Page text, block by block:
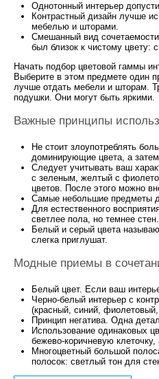
Однотонный интерьер
Контрастный дизайн лучше
мебелью и шторами.
Смешанный вид сочетаемости
был близок к чистому цвету:
Начать подбор цветовой гаммы
Выберите в этом предмете один
лучше отдать мебели и шторам.
подушки. Они могут быть яркими.
Важные принципы
Не стоит злоупотреблять
доминирующие цвета, а
Следует учитывать ваш
с зеленым, желтый с
цветов. После этого можно
Самые небольшие предметы
Для естественного
светлее пола, но темнее стен.
Белый и серый цвета
слегка приглушат.
Модные приемы в
Белый цвет. Если ваш
Черно-белый интерьер с
(красный, синий,
Принцип негатива. Одна
Использование одинаковых
бежево-коричневую
Многоцветный большой
полосок: светлый тон для